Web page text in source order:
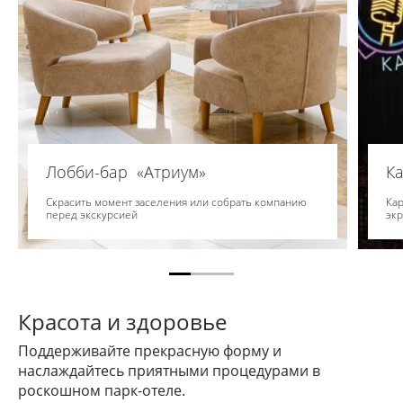
Лобби-бар «Атриум»
Скрасить момент заселения или собрать компанию
перед экскурсией
Красота и здоровье
Поддерживайте прекрасную форму и
наслаждайтесь приятными процедурами в
роскошном парк-отеле.